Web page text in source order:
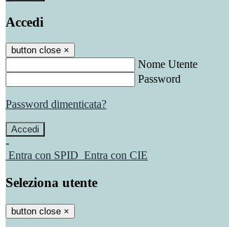
Accedi
button close ×
Nome Utente
Password
Password dimenticata?
-
Entra con SPID Entra con CIE
Seleziona utente
button close ×